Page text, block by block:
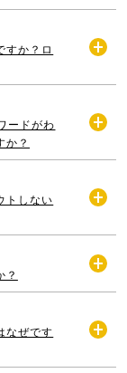
く
すか？ロ
く
ードがわ
か？
く
トしない
く
？
なぜです
く